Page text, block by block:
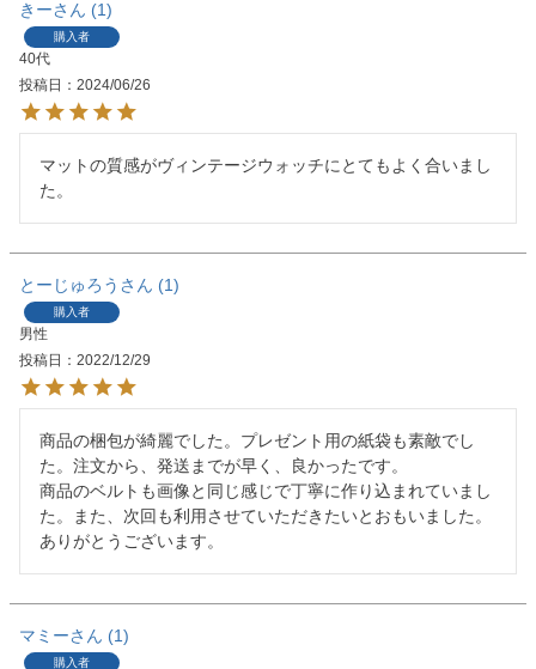
きー 1
購入者
40代
投稿日
2024/06/26
マットの質感がヴィンテージウォッチにとてもよく合いまし
た。
とーじゅろう 1
購入者
男性
投稿日
2022/12/29
商品の梱包が綺麗でした。プレゼント用の紙袋も素敵でし
た。注文から、発送までが早く、良かったです。
商品のベルトも画像と同じ感じで丁寧に作り込まれていまし
た。また、次回も利用させていただきたいとおもいました。
ありがとうございます。
マミー 1
購入者